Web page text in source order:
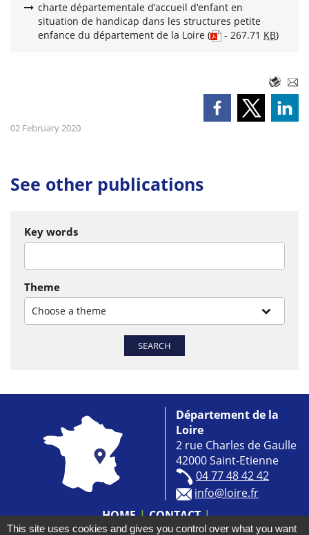
charte départementale d’accueil d’enfant en
situation de handicap dans les structures petite
enfance du département de la Loire ( - 267.71 KB)
02 February 2020
See other publications
Key words
Theme
Choose a theme
SEARCH
Département de la
Loire
2 rue Charles de Gaulle
42000 Saint-Etienne
04 77 48 42 42
info@loire.fr
HOME
CONTACT
ACCESSIBILITÉ : NON CONFORME
This site uses cookies and gives you control over what you want